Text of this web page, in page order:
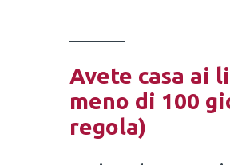
Avete casa ai
meno di 100
regola)